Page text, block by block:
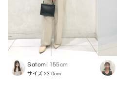
Satomi 155cm
サイズ:23.0cm